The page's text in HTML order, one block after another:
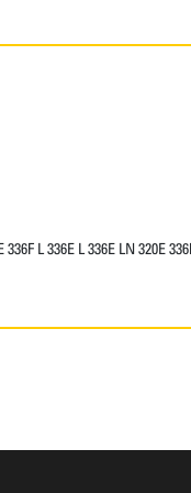
L 336E L 336E LN 320E